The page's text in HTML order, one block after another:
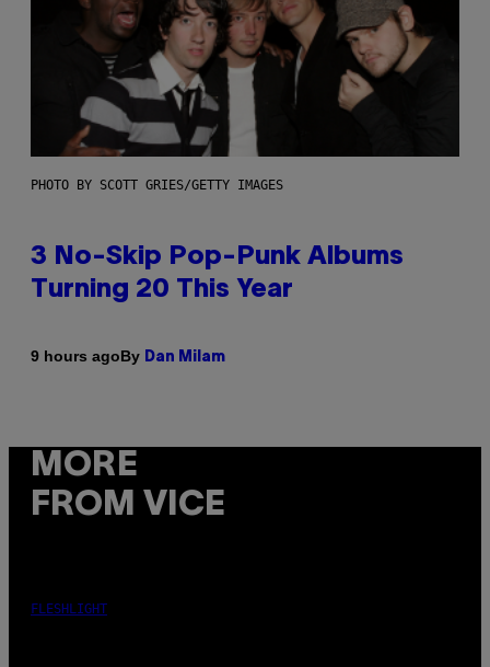
PHOTO BY SCOTT GRIES/GETTY IMAGES
3 No-Skip Pop-Punk Albums
Turning 20 This Year
9 hours agoBy Dan Milam
MORE
FROM VICE
FLESHLIGHT